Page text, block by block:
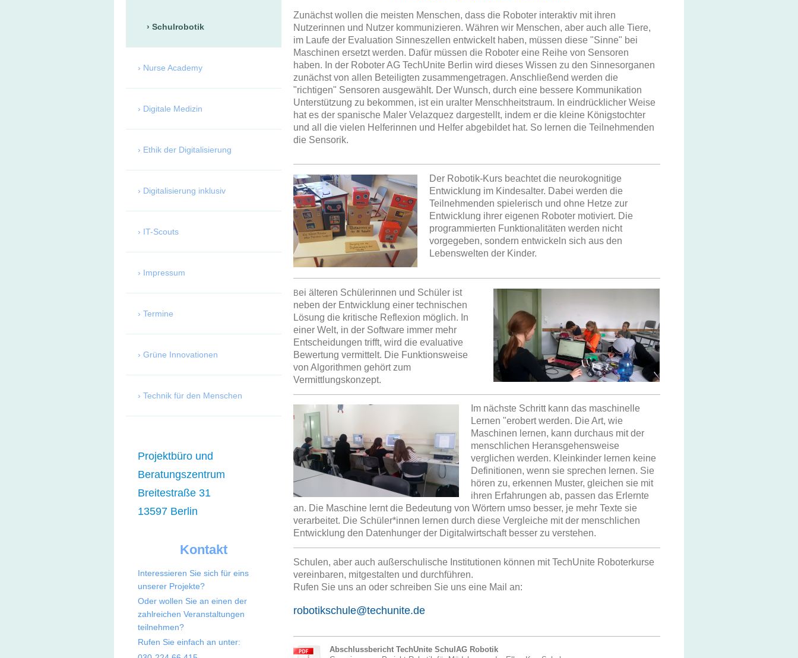
Zunächst wollen die meisten Menschen, dass die Roboter interaktiv mit ihren
Nutzerinnen und Nutzer kommunizieren. Währen wir Menschen, aber auch alle Tiere,
im Laufe der Evaluation Sinneszellen entwickelt haben, müssen diese "Sinne" bei
Maschinen ersetzt werden. Dafür müssen die Roboter eine Reihe von Sensoren
haben. In der Roboter AG TechUnite Berlin wird dieses Wissen zu den Sinnesorganen
zunächst von allen Beteiligten zusammengetragen. Anschließend werden die
"richtigen" Sensoren ausgewählt. Der Wunsch, durch eine bessere Kommunikation
Unterstützung zu bekommen, ist ein uralter Menschheitstraum. In eindrücklicher Weise
hat es der spanische Maler Velazquez dargestellt, indem er die kleine Königstochter
und all die vielen Helferinnen und Helfer abgebildet hat. So lernen die Teilnehmenden
die Sensorik.
Der Robotik-Kurs beachtet die neurokognitige
Entwicklung im Kindesalter. Dabei werden die
Teilnehmenden spielerisch und ohne Hetze zur
Entwicklung ihrer eigenen Roboter motiviert. Die
programmierten Funktionalitäten werden nicht
vorgegeben, sondern entwickeln sich aus den
Lebenswelten der Kinder.
Bei älteren Schülerinnen und Schüler ist
neben der Entwicklung einer technischen
Lösung die kritische Reflexion möglich. In
einer Welt, in der Software immer mehr
Entscheidungen trifft, wird die evaluative
Bewertung vermittelt. Die Funktionsweise
von Algorithmen gehört zum
Vermittlungskonzept.
Im nächste Schritt kann das maschinelle
Lernen "erobert werden. Die Art, wie
Maschinen lernen, kann durchaus mit der
menschlichen Heransgehensweise
verglichen werden. Kleinkinder lernen keine
Definitionen, wenn sie sprechen lernen. Sie
hören zu, erkennen Muster, gleichen sie mit
ihren Erfahrungen ab, passen das Erlernte
an. Die Maschine lernt die Bedeutung von Wörtern umso besser, je mehr Texte sie
verarbeitet. Die Schüler*innen lernen durch diese Vergleiche mit der menschlichen
Entwicklung den Datenhunger der Digitalwirtschaft besser zu verstehen.
Schulen, aber auch außerschulische Institutionen können mit TechUnite Roboterkurse
vereinbaren, mitgestalten und durchführen.
Rufen Sie uns an oder schreiben Sie uns eine Mail an:
robotikschule@techunite.de
Abschlussbericht TechUnite SchulAG Robotik
Schulrobotik
Nurse Academy
Digitale Medizin
Ethik der Digitalisierung
Digitalisierung inklusiv
IT-Scouts
Impressum
Termine
Grüne Innovationen
Technik für den Menschen
Projektbüro und
Beratungszentrum
Breitestraße 31
13597 Berlin
Kontakt
Interessieren Sie sich für eins
unserer Projekte?
Oder wollen Sie an einen der
zahlreichen Veranstaltungen
teilnehmen?
Rufen Sie einfach an unter: